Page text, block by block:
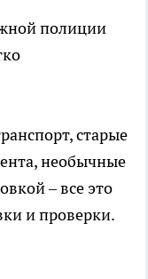
полиции
старые
необычные
– все это
и проверки.